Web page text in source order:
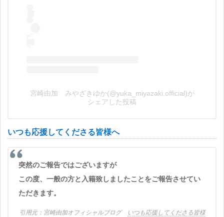
宮崎由加 みやざきゆか(@yuka_miyazaki.official)が
シェアした投稿
いつも応援してくださる皆様へ
突然のご報告ではございますが
この度、一般の方と入籍致しましたことをご報告させてい
ただきます。
宮崎由加オフィシャルブログ
いつも応援してくださる皆様